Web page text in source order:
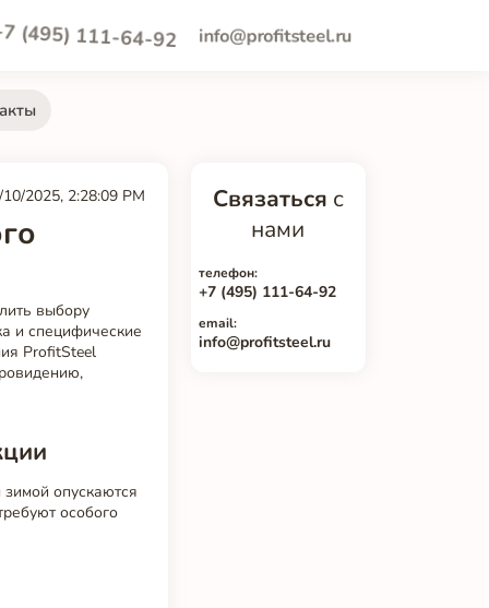
+7 (495) 111-64-92 info@profitsteel.ru
2025, 2:28:09 PM
выбору
и специфические
ProfitSteel
опускаются
особого
Связаться с
нами
телефон:
+7 (495) 111-64-92
email:
info@profitsteel.ru